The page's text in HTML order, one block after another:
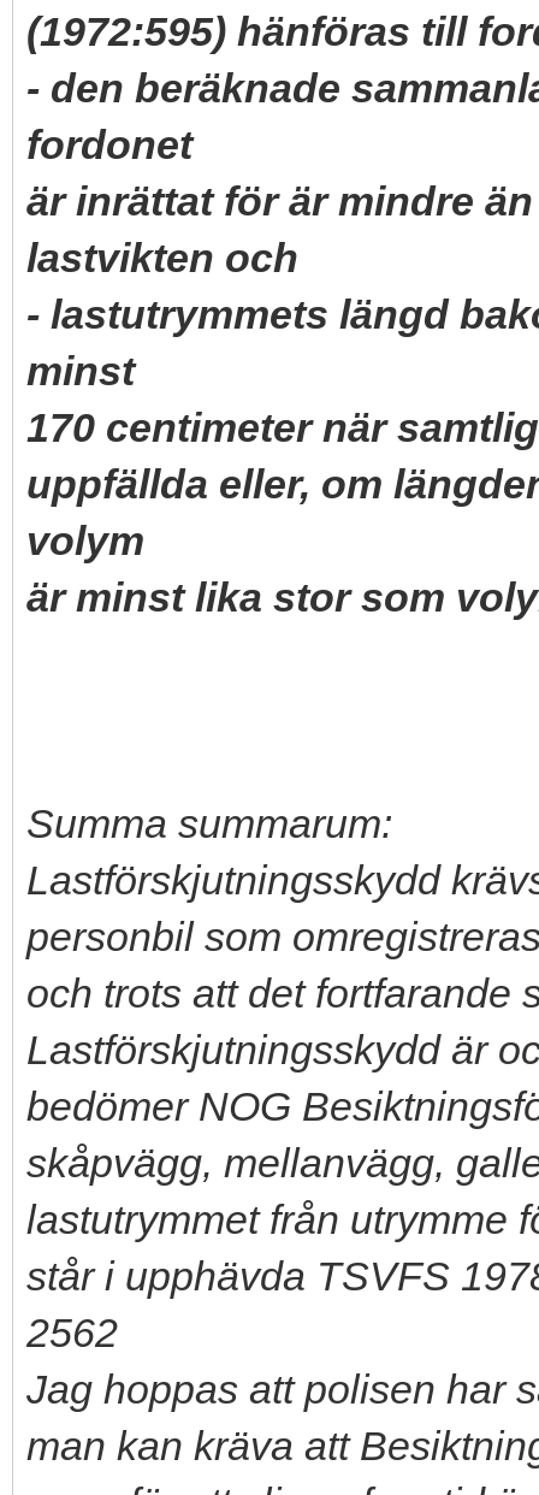
(1972:595) hänföras till
- den beräknade
fordonet
är inrättat för är mindre
lastvikten och
- lastutrymmets längd
minst
170 centimeter när
uppfällda eller, om
volym
är minst lika stor som
Summa summarum:
Lastförskjutningsskydd
personbil som
och trots att det fortfarande
Lastförskjutningsskydd är
bedömer NOG
skåpvägg, mellanvägg,
lastutrymmet från utrymme
står i upphävda TSVFS
2562
Jag hoppas att polisen har
man kan kräva att